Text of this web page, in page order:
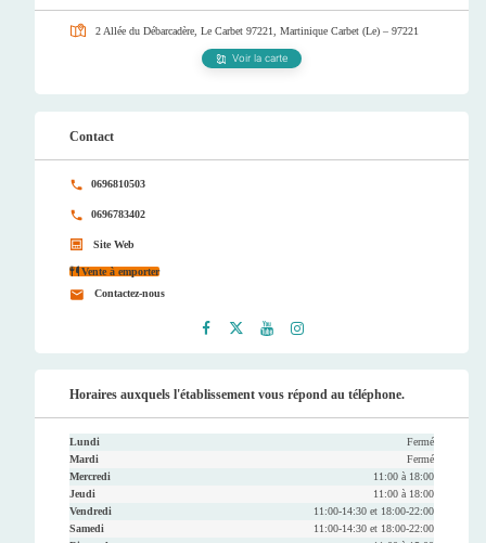
2 Allée du Débarcadère, Le Carbet 97221, Martinique Carbet (Le) – 97221
Voir la carte
Contact
0696810503
0696783402
Site Web
Vente à emporter
Contactez-nous
ook
er
be
ram
Horaires auxquels l'établissement vous répond au téléphone.
Lundi
Fermé
Mardi
Fermé
Mercredi
11:00 à 18:00
Jeudi
11:00 à 18:00
Vendredi
11:00-14:30 et 18:00-22:00
Samedi
11:00-14:30 et 18:00-22:00